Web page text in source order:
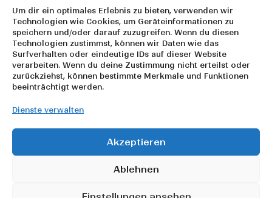
Um dir ein optimales Erlebnis zu bieten, verwenden wir
Technologien wie Cookies, um Geräteinformationen zu
speichern und/oder darauf zuzugreifen. Wenn du diesen
Technologien zustimmst, können wir Daten wie das
Surfverhalten oder eindeutige IDs auf dieser Website
verarbeiten. Wenn du deine Zustimmung nicht erteilst oder
zurückziehst, können bestimmte Merkmale und Funktionen
beeinträchtigt werden.
Dienste verwalten
Akzeptieren
Ablehnen
unten zur Elbe und parke
dort ganz rechts dein
Auto. Dann bist du nur ca.
200 m von unserem
Eingang entfernt.
Wir freuen uns darauf,